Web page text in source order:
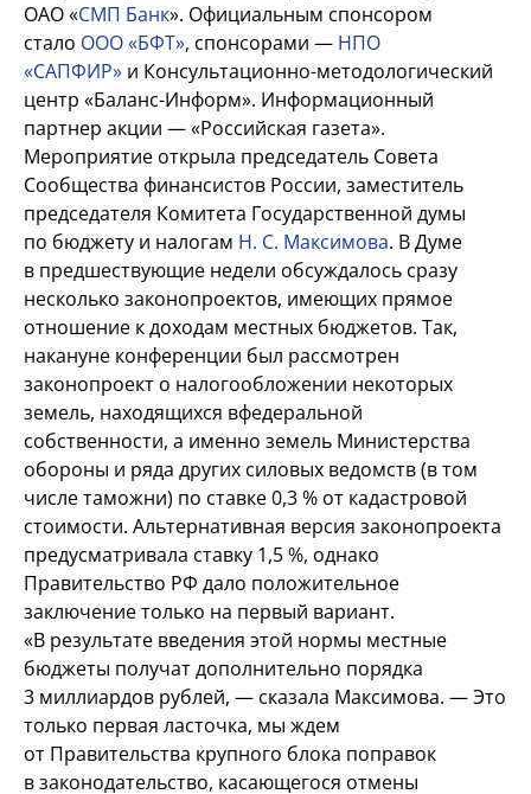
ОАО «СМП Банк». Официальным спонсором
стало ООО «БФТ», спонсорами — НПО
«САПФИР» и Консультационно-методологический
центр «Баланс-Информ». Информационный
партнер акции — «Российская газета».
Мероприятие открыла председатель Совета
Сообщества финансистов России, заместитель
председателя Комитета Государственной думы
по бюджету и налогам Н. С. Максимова. ВДуме
в предшествующие недели обсуждалось сразу
несколько законопроектов, имеющих прямое
отношение кдоходам местных бюджетов. Так,
накануне конференции был рассмотрен
законопроект о налогообложении некоторых
земель, находящихся вфедеральной
собственности, а именно земель Министерства
обороны и ряда других силовых ведомств (втом
числе таможни) по ставке 0,3% от кадастровой
стоимости. Альтернативная версия законопроекта
предусматривала ставку 1,5%, однако
Правительство РФ дало положительное
заключение только на первый вариант.
«В результате введения этой нормы местные
бюджеты получат дополнительно порядка
3 миллиардов рублей, — сказала Максимова. —Это
только первая ласточка, мы ждем
от Правительства крупного блока поправок
взаконодательство, касающегося отмены